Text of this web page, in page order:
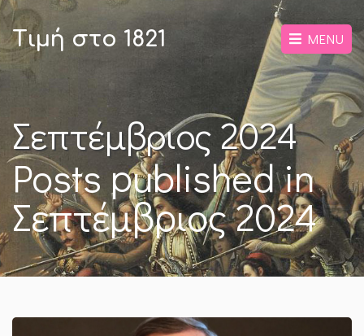
Τιμή στο 1821 MENU
Σεπτέμβριος 2024
Posts published in
Σεπτέμβριος 2024